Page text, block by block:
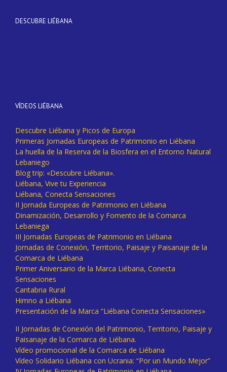
DESCUBRE LIÉBANA
VÍDEOS LIÉBANA
Descubre Liébana y Picos de Europa
Primeras Jornadas Europeas de Patrimonio en Liébana
La huella de la Reserva de la Biosfera en el Entorno Natural
Lebaniego
Blog trip: «Descubre Liébana».
Liébana, Vive tu Experiencia
Liébana, Conecta Sensaciones
II Jornada Europeas de Patrimonio en Liébana
Dinamización, Desarrollo y Fomento de la Comarca
Lebaniega
III Jornadas Europeas de Patrimonio en Liébana
Jornadas de Conexión, Territorio, Paisaje y Paisanaje de la
Comarca de Liébana
Primer Aniversario de la Marca Liébana, Conecta
Sensaciones
Cantabria Rural
Himno a Liébana
Presentación de la Marca “Liébana Conecta Sensaciones»
II Jornadas de Conexión del Patrimonio, Territorio, Paisaje y
Paisanaje de la Comarca de Liébana.
Vídeo promocional de la Comarca de Liébana
Vídeo Solidario Liébana con Ucrania: “Por un Mundo Mejor”